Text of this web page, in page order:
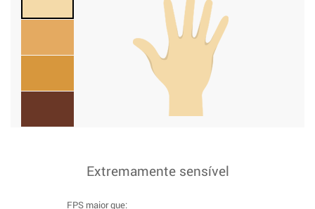
Extremamente sensível
FPS maior que: